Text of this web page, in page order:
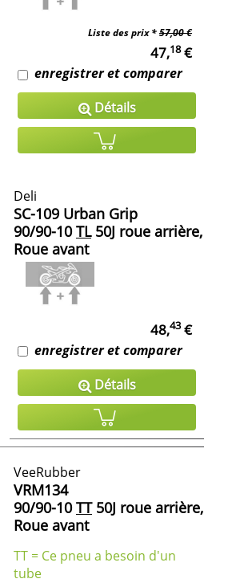
Liste des prix *57,00 €
47,18€
enregistrer et comparer
Détails
Deli
SC-109 Urban Grip
90/90-10 TL50J roue arrière,
Roue avant
48,43€
enregistrer et comparer
Détails
VeeRubber
VRM134
90/90-10 TT50J roue arrière,
Roue avant
TT = Ce pneu a besoin d'un
tube